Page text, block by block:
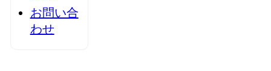
お問い合
わせ